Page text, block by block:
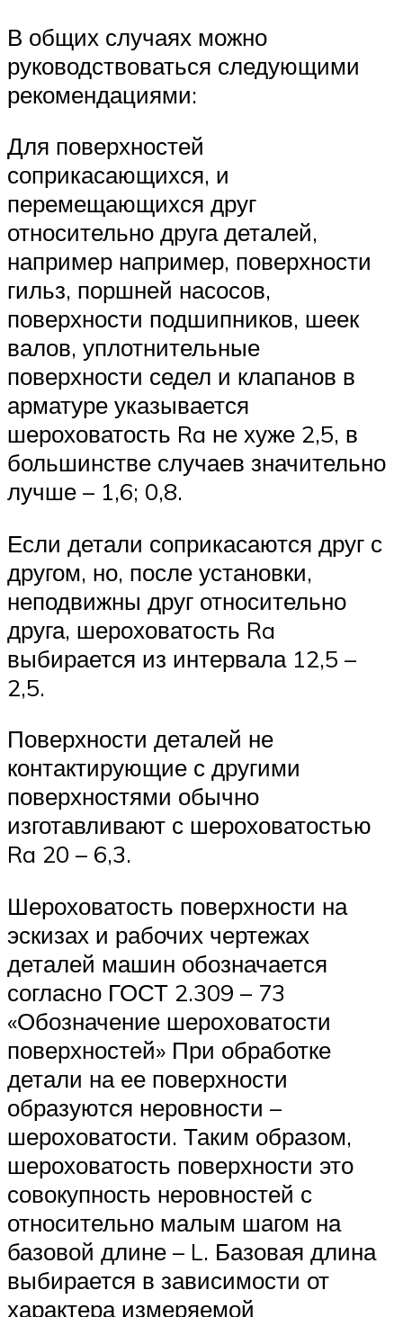
В общих случаях можно
руководствоваться следующими
рекомендациями:
Для поверхностей
соприкасающихся, и
перемещающихся друг
относительно друга деталей,
например например, поверхности
гильз, поршней насосов,
поверхности подшипников, шеек
валов, уплотнительные
поверхности седел и клапанов в
арматуре указывается
шероховатость Ra не хуже 2,5, в
большинстве случаев значительно
лучше – 1,6; 0,8.
Если детали соприкасаются друг с
другом, но, после установки,
неподвижны друг относительно
друга, шероховатость Ra
выбирается из интервала 12,5 –
2,5.
Поверхности деталей не
контактирующие с другими
поверхностями обычно
изготавливают с шероховатостью
Ra 20 – 6,3.
Шероховатость поверхности на
эскизах и рабочих чертежах
деталей машин обозначается
согласно ГОСТ 2.309 – 73
«Обозначение шероховатости
поверхностей» При обработке
детали на ее поверхности
образуются неровности –
шероховатости. Таким образом,
шероховатость поверхности это
совокупность неровностей с
относительно малым шагом на
базовой длине – L. Базовая длина
выбирается в зависимости от
характера измеряемой